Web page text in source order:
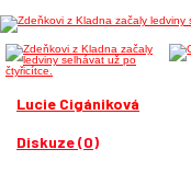
Lucie Cigániková
Diskuze (0)